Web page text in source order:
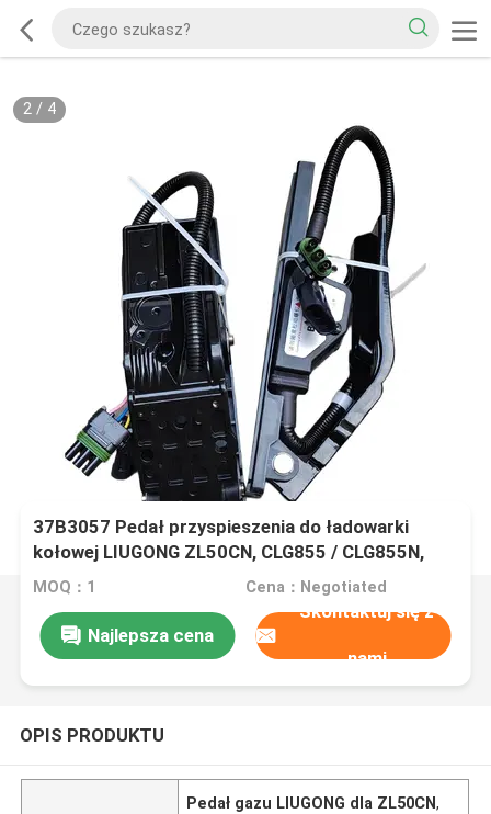
2/ 4
37B3057 Pedał przyspieszenia do ładowarki
kołowej LIUGONG ZL50CN, CLG855 / CLG855N,
CLG850H / CLG856H, CLG862H, CLG886H /
MOQ：1 Cena：Negotiated
Najlepsza cena
Skontaktuj się z
nami
OPIS PRODUKTU
Pedał gazu LIUGONG dla ZL50CN,